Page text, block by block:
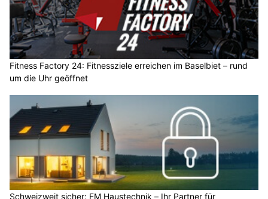
Fitness Factory 24: Fitnessziele erreichen im Baselbiet – rund
um die Uhr geöffnet
Schweizweit sicher: EM Haustechnik – Ihr Partner für